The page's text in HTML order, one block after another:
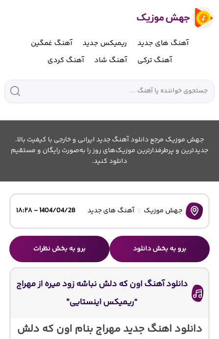
آهنگ های جدید ریمیکس جدید
آهنگ غمگین
آهنگ ترکی
آهنگ شاد آهنگ کردی
جهش موزیک مرجع دانلود آهنگ جدید ایرانی و خارجی با کیفیت بالا.
جدیدترین و پرطرفدارترین موزیک‌های روز را به‌صورت رایگان و مستقیم
دانلود کنید.
جهش موزیک آهنگ های جدید 1404/04/28 - ۱۸:۲۸
برو به بخش دانلود برو به بخش نظرات
دانلود آهنگ اون که دلش نباشه زود میره از مهراج
“ریمیکس اینستایی”
دانلود اهنگ جدید مهراج بنام اون که دلش